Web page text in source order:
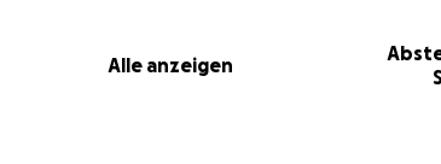
Alle anzeigen